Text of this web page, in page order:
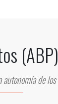
(ABP)
de